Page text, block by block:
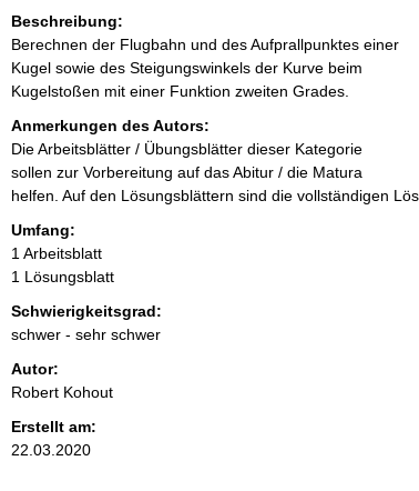
Beschreibung:
Berechnen der Flugbahn und des Aufprallpunktes einer
Kugel sowie des Steigungswinkels der Kurve beim
Kugelstoßen mit einer Funktion zweiten Grades.
Anmerkungen des Autors:
Die Arbeitsblätter / Übungsblätter dieser Kategorie
sollen zur Vorbereitung auf das Abitur / die Matura
helfen. Auf den Lösungsblättern sind die vollständigen
Umfang:
1 Arbeitsblatt
1 Lösungsblatt
Schwierigkeitsgrad:
schwer - sehr schwer
Autor:
Robert Kohout
Erstellt am:
22.03.2020